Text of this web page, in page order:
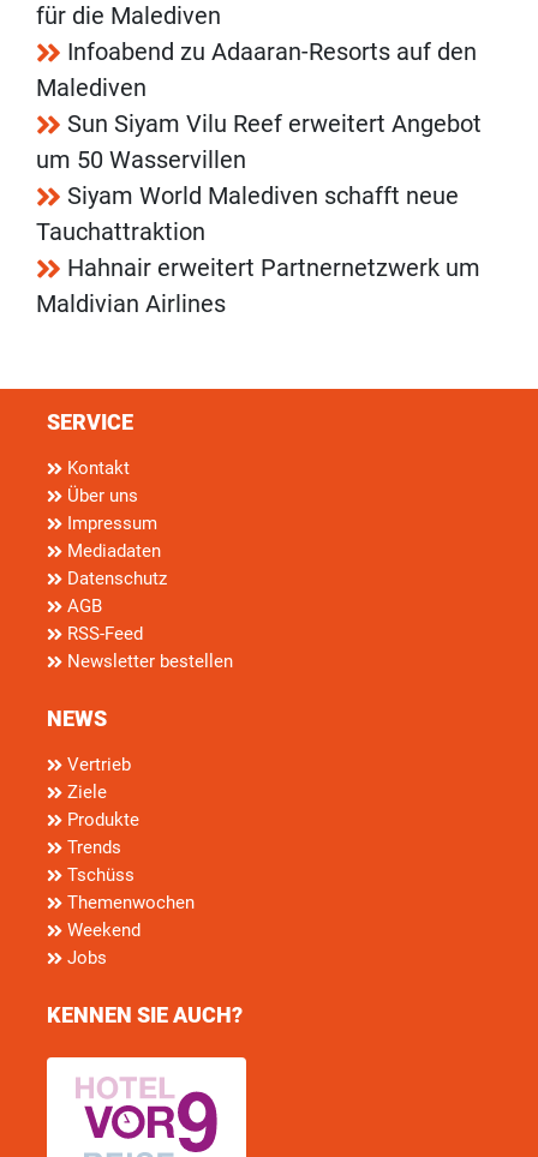
für die Malediven
Infoabend zu Adaaran-Resorts auf den
Malediven
Sun Siyam Vilu Reef erweitert Angebot
um 50 Wasservillen
Siyam World Malediven schafft neue
Tauchattraktion
Hahnair erweitert Partnernetzwerk um
Maldivian Airlines
SERVICE
Kontakt
Über uns
Impressum
Mediadaten
Datenschutz
AGB
RSS-Feed
Newsletter bestellen
NEWS
Vertrieb
Ziele
Produkte
Trends
Tschüss
Themenwochen
Weekend
Jobs
KENNEN SIE AUCH?